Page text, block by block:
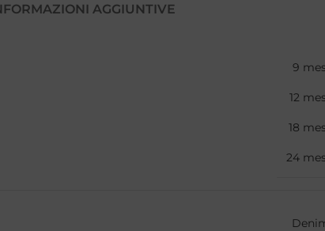
AGGIUNTIVE
9
12
18
24